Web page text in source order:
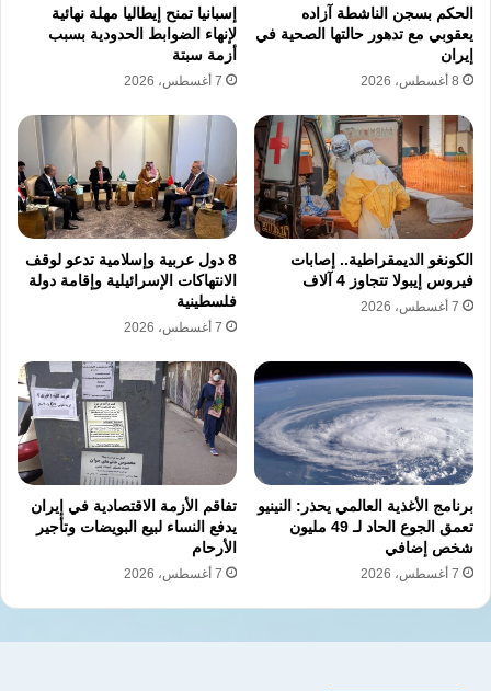
إطلاق النار في يناير من العام نفسه.
إسرائيليًا، بينهم 8 قتلوا، مقابل الإفراج عن نحو
1800 فلسطيني من السجون الإسرائيلية.
ومع ذلك، لا تزال الأوضاع الإنسانية في غزة صعبة،
حيث يحتجز 58 إسرائيليًا في القطاع، بينهم 34
قُتلوا وفقًا لتقديرات الجيش الإسرائيلي.
على الرغم من المفاوضات الجارية والجهود
المبذولة من قبل الوسطاء، إلا أن الوضع العسكري
في غزة يبقى متوترًا بشكل مستمر، ويعكس
تعقيدات الوضع الإنساني والسياسي في المنطقة.
نسخ الرابط
الحكم بسجن الناشطة آزاده
يعقوبي مع تدهور حالتها الصحية في
إيران
8 أغسطس، 2026
إسبانيا تمنح إيطاليا مهلة نهائية
لإنهاء الضوابط الحدودية بسبب
أزمة سبتة
7 أغسطس، 2026
الكونغو الديمقراطية.. إصابات
فيروس إيبولا تتجاوز 4 آلاف
7 أغسطس، 2026
8 دول عربية وإسلامية تدعو لوقف
الانتهاكات الإسرائيلية وإقامة دولة
فلسطينية
7 أغسطس، 2026
برنامج الأغذية العالمي يحذر: النينيو
تعمق الجوع الحاد لـ 49 مليون
شخص إضافي
7 أغسطس، 2026
تفاقم الأزمة الاقتصادية في إيران
يدفع النساء لبيع البويضات وتأجير
الأرحام
7 أغسطس، 2026